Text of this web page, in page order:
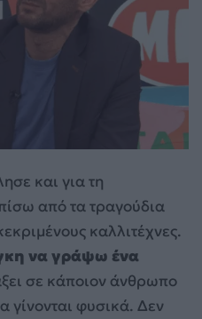
και για τη
από τα τραγούδια
καλλιτέχνες.
να γράψω ένα
σε κάποιον άνθρωπο
γίνονται φυσικά. Δεν